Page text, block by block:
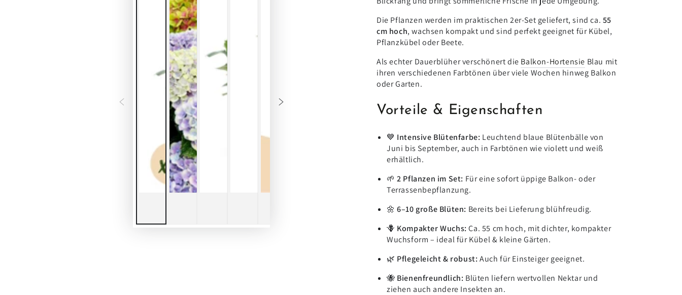
Die Pflanzen werden im praktischen 2er-Set geliefert, sind ca. 55
cm hoch, wachsen kompakt und sind perfekt geeignet für Kübel,
Pflanzkübel oder Beete.
Als echter Dauerblüher verschönert die Balkon-Hortensie Blau mit
ihren verschiedenen Farbtönen über viele Wochen hinweg Balkon
oder Garten.
Vorteile & Eigenschaften
💙 Intensive Blütenfarbe: Leuchtend blaue Blütenbälle von
Juni bis September, auch in Farbtönen wie violett und weiß
erhältlich.
🌱 2 Pflanzen im Set: Für eine sofort üppige Balkon- oder
Terrassenbepflanzung.
🌼 6–10 große Blüten: Bereits bei Lieferung blühfreudig.
🪻 Kompakter Wuchs: Ca. 55 cm hoch, mit dichter, kompakter
Wuchsform – ideal für Kübel & kleine Gärten.
🌿 Pflegeleicht & robust: Auch für Einsteiger geeignet.
🐝 Bienenfreundlich: Blüten liefern wertvollen Nektar und
ziehen auch andere Insekten an.